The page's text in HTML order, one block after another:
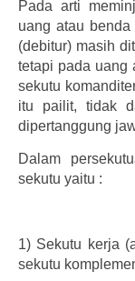
Pada arti
uang atau
(debitur) masih
tetapi pada uang
sekutu
itu pailit, tidak
dipertanggung
Dalam
sekutu yaitu :
1) Sekutu kerja
sekutu